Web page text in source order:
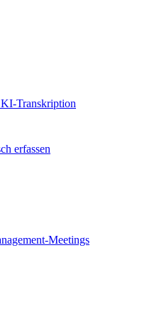
Transkription
erfassen
Meetings